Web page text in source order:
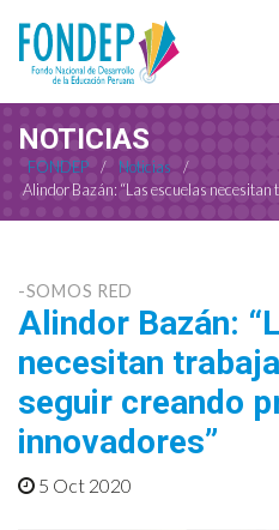
NOTICIAS
FONDEP / Noticias
/
Alindor Bazán: “Las escuelas
-SOMOS RED
Alindor Bazán:
necesitan
seguir creando
innovadores”
5 Oct 2020